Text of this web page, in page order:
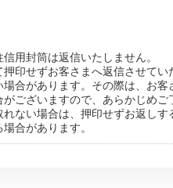
用封筒は返信いたしません。
印せずお客さまへ返信させてい
合があります。その際は、お
ございますので、あらかじめご
ない場合は、押印せずお返しす
合があります。